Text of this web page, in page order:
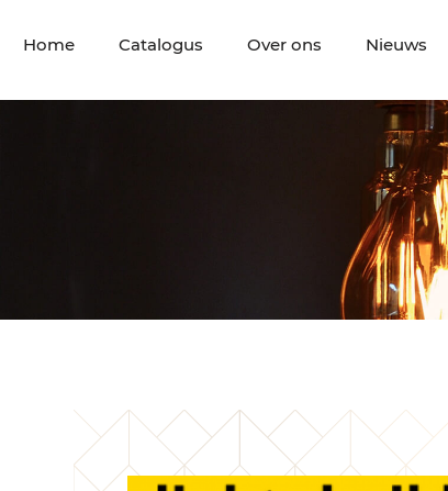
Home Catalogus Over ons Nieuws